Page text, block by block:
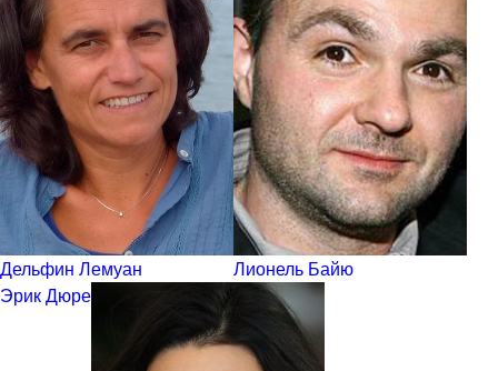
Дельфин Лемуан
Лионель Байю
Эрик Дюре